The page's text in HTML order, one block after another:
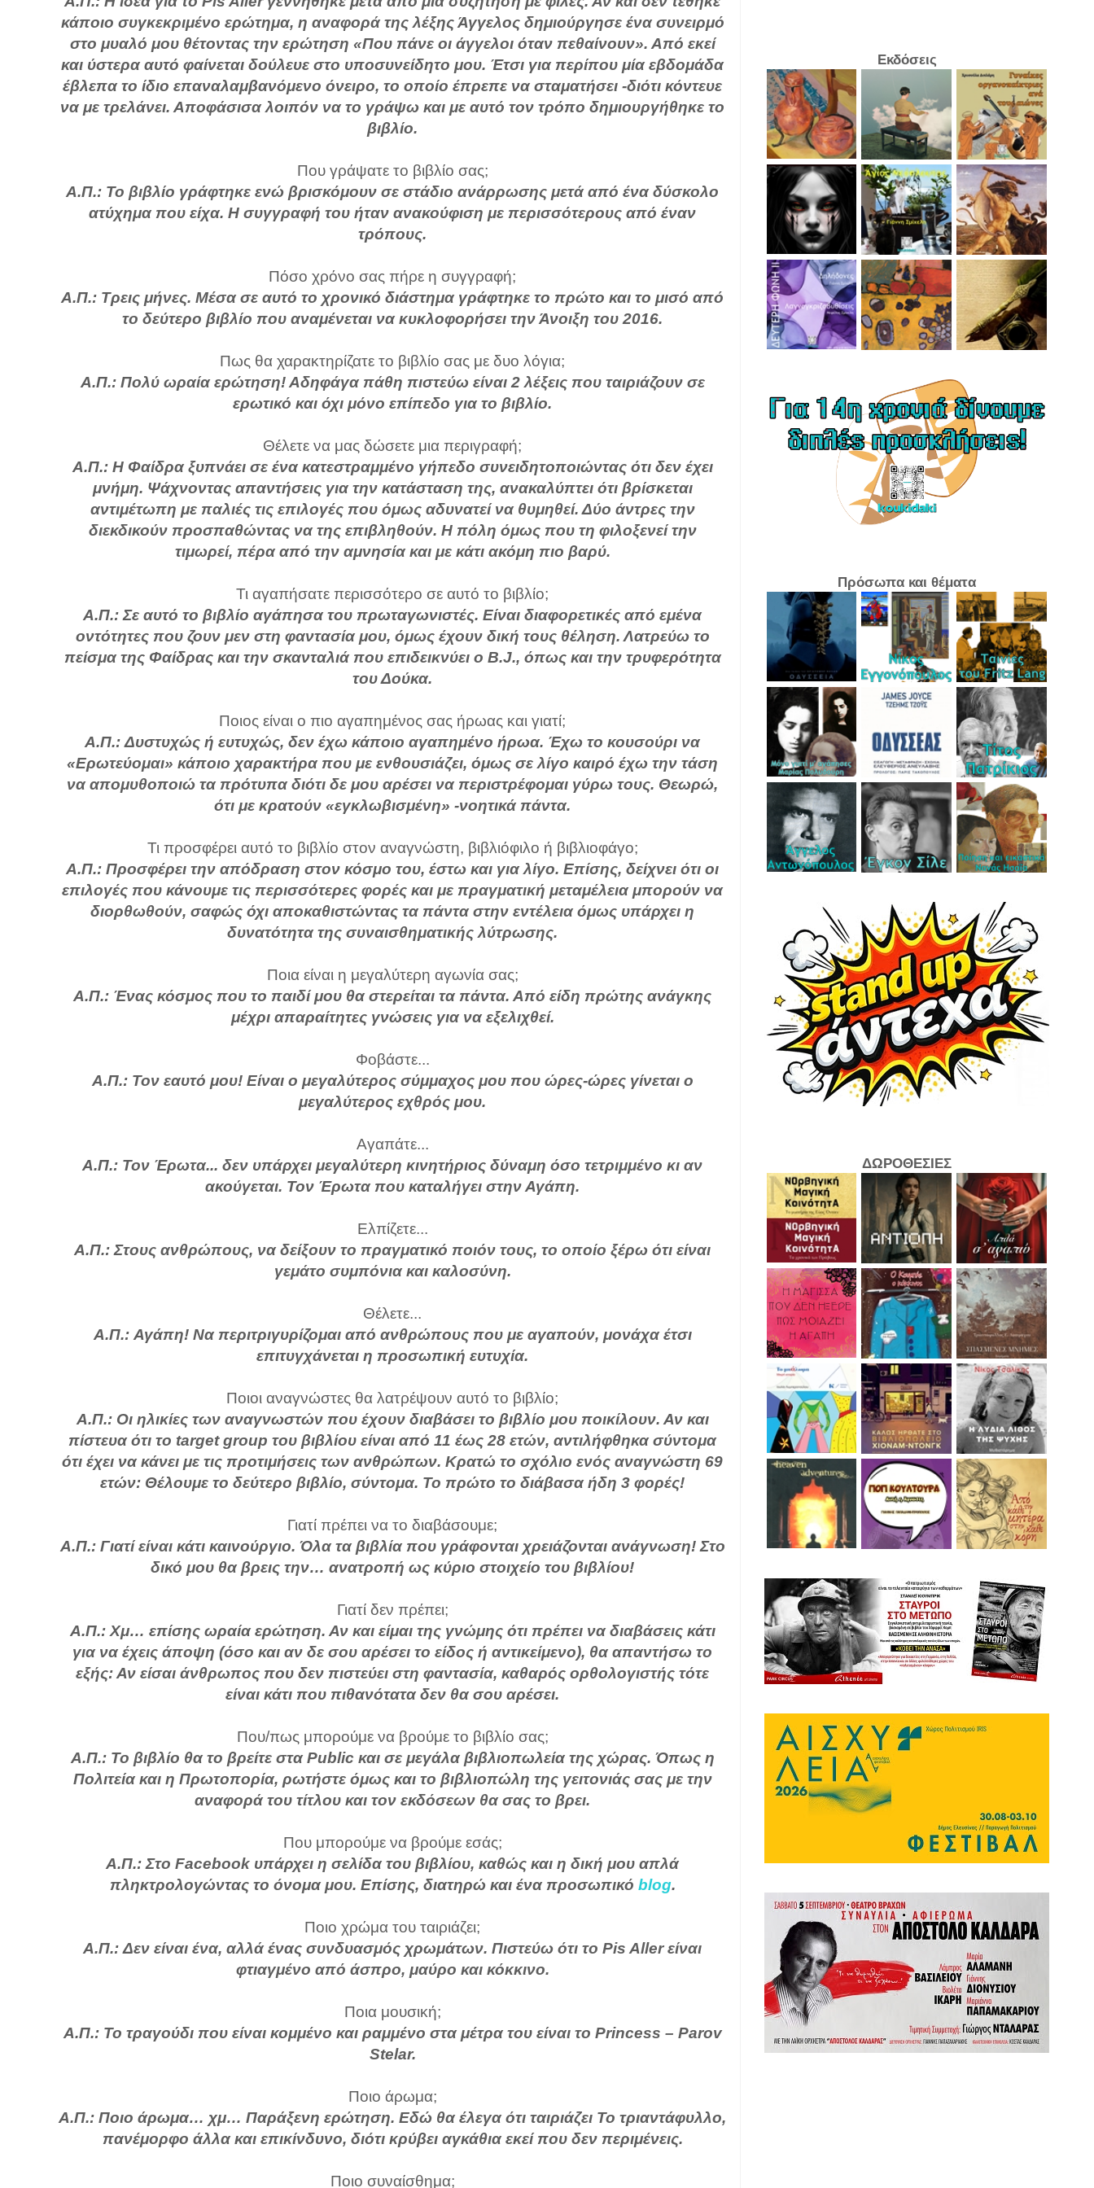
κάποιο συγκεκριμένο ερώτημα, η αναφορά της λέξης Άγγελος δημιούργησε ένα συνειρμό
στο μυαλό μου θέτοντας την ερώτηση «Που πάνε οι άγγελοι όταν πεθαίνουν». Από εκεί
και ύστερα αυτό φαίνεται δούλευε στο υποσυνείδητο μου. Έτσι για περίπου μία εβδομάδα
έβλεπα το ίδιο επαναλαμβανόμενο όνειρο, το οποίο έπρεπε να σταματήσει -διότι κόντευε
να με τρελάνει. Αποφάσισα λοιπόν να το γράψω και με αυτό τον τρόπο δημιουργήθηκε το
βιβλίο.
Που γράψατε το βιβλίο σας;
Α.Π.: Το βιβλίο γράφτηκε ενώ βρισκόμουν σε στάδιο ανάρρωσης μετά από ένα δύσκολο
ατύχημα που είχα. Η συγγραφή του ήταν ανακούφιση με περισσότερους από έναν
τρόπους.
Πόσο χρόνο σας πήρε η συγγραφή;
Α.Π.: Τρεις μήνες. Μέσα σε αυτό το χρονικό διάστημα γράφτηκε το πρώτο και το μισό από
το δεύτερο βιβλίο που αναμένεται να κυκλοφορήσει την Άνοιξη του 2016.
Πως θα χαρακτηρίζατε το βιβλίο σας με δυο λόγια;
Α.Π.: Πολύ ωραία ερώτηση! Αδηφάγα πάθη πιστεύω είναι 2 λέξεις που ταιριάζουν σε
ερωτικό και όχι μόνο επίπεδο για το βιβλίο.
Θέλετε να μας δώσετε μια περιγραφή;
Α.Π.: Η Φαίδρα ξυπνάει σε ένα κατεστραμμένο γήπεδο συνειδητοποιώντας ότι δεν έχει
μνήμη. Ψάχνοντας απαντήσεις για την κατάσταση της, ανακαλύπτει ότι βρίσκεται
αντιμέτωπη με παλιές τις επιλογές που όμως αδυνατεί να θυμηθεί. Δύο άντρες την
διεκδικούν προσπαθώντας να της επιβληθούν. Η πόλη όμως που τη φιλοξενεί την
τιμωρεί, πέρα από την αμνησία και με κάτι ακόμη πιο βαρύ.
Τι αγαπήσατε περισσότερο σε αυτό το βιβλίο;
Α.Π.: Σε αυτό το βιβλίο αγάπησα του πρωταγωνιστές. Είναι διαφορετικές από εμένα
οντότητες που ζουν μεν στη φαντασία μου, όμως έχουν δική τους θέληση. Λατρεύω το
πείσμα της Φαίδρας και την σκανταλιά που επιδεικνύει ο B.J., όπως και την τρυφερότητα
του Δούκα.
Ποιος είναι ο πιο αγαπημένος σας ήρωας και γιατί;
Α.Π.: Δυστυχώς ή ευτυχώς, δεν έχω κάποιο αγαπημένο ήρωα. Έχω το κουσούρι να
«Ερωτεύομαι» κάποιο χαρακτήρα που με ενθουσιάζει, όμως σε λίγο καιρό έχω την τάση
να απομυθοποιώ τα πρότυπα διότι δε μου αρέσει να περιστρέφομαι γύρω τους. Θεωρώ,
ότι με κρατούν «εγκλωβισμένη» -νοητικά πάντα.
Τι προσφέρει αυτό το βιβλίο στον αναγνώστη, βιβλιόφιλο ή βιβλιοφάγο;
Α.Π.: Προσφέρει την απόδραση στον κόσμο του, έστω και για λίγο. Επίσης, δείχνει ότι οι
επιλογές που κάνουμε τις περισσότερες φορές και με πραγματική μεταμέλεια μπορούν να
διορθωθούν, σαφώς όχι αποκαθιστώντας τα πάντα στην εντέλεια όμως υπάρχει η
δυνατότητα της συναισθηματικής λύτρωσης.
Ποια είναι η μεγαλύτερη αγωνία σας;
Α.Π.: Ένας κόσμος που το παιδί μου θα στερείται τα πάντα. Από είδη πρώτης ανάγκης
μέχρι απαραίτητες γνώσεις για να εξελιχθεί.
Φοβάστε...
Α.Π.: Τον εαυτό μου! Είναι ο μεγαλύτερος σύμμαχος μου που ώρες-ώρες γίνεται ο
μεγαλύτερος εχθρός μου.
Αγαπάτε...
Α.Π.: Τον Έρωτα... δεν υπάρχει μεγαλύτερη κινητήριος δύναμη όσο τετριμμένο κι αν
ακούγεται. Τον Έρωτα που καταλήγει στην Αγάπη.
Ελπίζετε...
Α.Π.: Στους ανθρώπους, να δείξουν το πραγματικό ποιόν τους, το οποίο ξέρω ότι είναι
γεμάτο συμπόνια και καλοσύνη.
Θέλετε...
Α.Π.: Αγάπη! Να περιτριγυρίζομαι από ανθρώπους που με αγαπούν, μονάχα έτσι
επιτυγχάνεται η προσωπική ευτυχία.
Ποιοι αναγνώστες θα λατρέψουν αυτό το βιβλίο;
Α.Π.: Οι ηλικίες των αναγνωστών που έχουν διαβάσει το βιβλίο μου ποικίλουν. Αν και
πίστευα ότι το target group του βιβλίου είναι από 11 έως 28 ετών, αντιλήφθηκα σύντομα
ότι έχει να κάνει με τις προτιμήσεις των ανθρώπων. Κρατώ το σχόλιο ενός αναγνώστη 69
ετών: Θέλουμε το δεύτερο βιβλίο, σύντομα. Το πρώτο το διάβασα ήδη 3 φορές!
Γιατί πρέπει να το διαβάσουμε;
Α.Π.: Γιατί είναι κάτι καινούργιο. Όλα τα βιβλία που γράφονται χρειάζονται ανάγνωση! Στο
δικό μου θα βρεις την… ανατροπή ως κύριο στοιχείο του βιβλίου!
Γιατί δεν πρέπει;
Α.Π.: Χμ… επίσης ωραία ερώτηση. Αν και είμαι της γνώμης ότι πρέπει να διαβάσεις κάτι
για να έχεις άποψη (όσο και αν δε σου αρέσει το είδος ή αντικείμενο), θα απαντήσω το
εξής: Αν είσαι άνθρωπος που δεν πιστεύει στη φαντασία, καθαρός ορθολογιστής τότε
είναι κάτι που πιθανότατα δεν θα σου αρέσει.
Που/πως μπορούμε να βρούμε το βιβλίο σας;
Α.Π.: Το βιβλίο θα το βρείτε στα Public και σε μεγάλα βιβλιοπωλεία της χώρας. Όπως η
Πολιτεία και η Πρωτοπορία, ρωτήστε όμως και το βιβλιοπώλη της γειτονιάς σας με την
αναφορά του τίτλου και τον εκδόσεων θα σας το βρει.
Που μπορούμε να βρούμε εσάς;
Α.Π.: Στο Facebook υπάρχει η σελίδα του βιβλίου, καθώς και η δική μου απλά
πληκτρολογώντας το όνομα μου. Επίσης, διατηρώ και ένα προσωπικό blog.
Ποιο χρώμα του ταιριάζει;
Α.Π.: Δεν είναι ένα, αλλά ένας συνδυασμός χρωμάτων. Πιστεύω ότι το Pis Aller είναι
φτιαγμένο από άσπρο, μαύρο και κόκκινο.
Ποια μουσική;
Α.Π.: Το τραγούδι που είναι κομμένο και ραμμένο στα μέτρα του είναι το Princess – Parov
Stelar.
Ποιο άρωμα;
Α.Π.: Ποιο άρωμα… χμ… Παράξενη ερώτηση. Εδώ θα έλεγα ότι ταιριάζει Το τριαντάφυλλο,
πανέμορφο άλλα και επικίνδυνο, διότι κρύβει αγκάθια εκεί που δεν περιμένεις.
Ποιο συναίσθημα;
Εκδόσεις
Πρόσωπα και θέματα
ΔΩΡΟΘΕΣΙΕΣ